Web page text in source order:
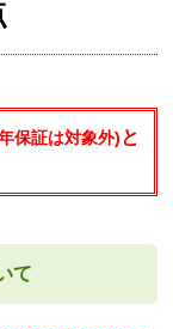
保証は対象外)と
て